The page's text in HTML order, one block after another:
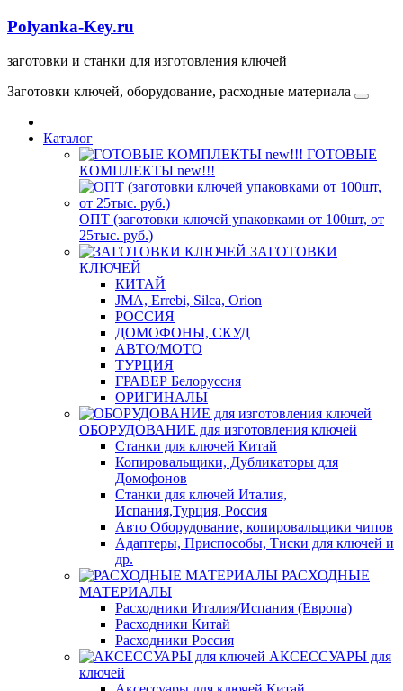
Polyanka-Key.ru
заготовки и станки для изготовления ключей
Заготовки ключей, оборудование, расходные материала
Каталог
ГОТОВЫЕ
КОМПЛЕКТЫ new!!!
ОПТ (заготовки ключей упаковками от 100шт, от
25тыс. руб.)
ЗАГОТОВКИ
КЛЮЧЕЙ
КИТАЙ
JMA, Errebi, Silca, Orion
РОССИЯ
ДОМОФОНЫ, СКУД
ABTO/МОТО
ТУРЦИЯ
ГРАВЕР Белоруссия
ОРИГИНАЛЫ
ОБОРУДОВАНИЕ для изготовления ключей
Станки для ключей Китай
Копировальщики, Дубликаторы для
Домофонов
Станки для ключей Италия,
Испания,Турция, Россия
Авто Оборудование, копировальщики чипов
Адаптеры, Приспособы, Тиски для ключей и
др.
РАСХОДНЫЕ
МАТЕРИАЛЫ
Расходники Италия/Испания (Европа)
Расходники Китай
Расходники Россия
АКСЕССУАРЫ для
ключей